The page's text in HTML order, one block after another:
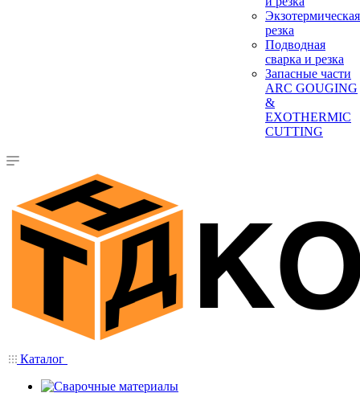
Экзотермическая
резка
Подводная
сварка и резка
Запасные части
ARC GOUGING
&
EXOTHERMIC
CUTTING
Каталог